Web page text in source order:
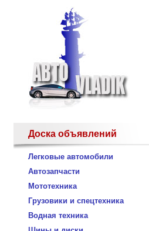
Доска объявлений
Легковые автомобили
Автозапчасти
Мототехника
Грузовики и спецтехника
Водная техника